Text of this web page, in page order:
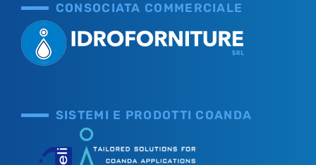
CONSOCIATA COMMERCIALE
SISTEMI E PRODOTTI COANDA